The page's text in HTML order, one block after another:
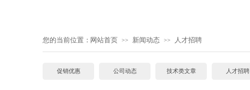
网站首页 >> 新闻动态 >> 人才招聘
您的当前位置：
促销优惠 公司动态 技术类文章 人才招聘